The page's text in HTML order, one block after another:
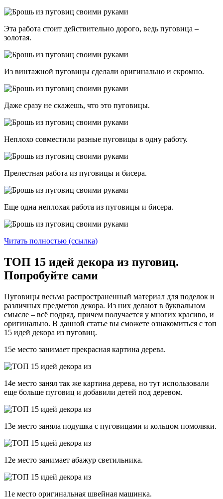
Эта работа стоит действительно дорого, ведь пуговица –
золотая.
Из винтажной пуговицы сделали оригинально и скромно.
Даже сразу не скажешь, что это пуговицы.
Неплохо совместили разные пуговицы в одну работу.
Прелестная работа из пуговицы и бисера.
Еще одна неплохая работа из пуговицы и бисера.
Читать полностью (ссылка)
ТОП 15 идей декора из пуговиц.
Попробуйте сами
Пуговицы весьма распространенный материал для поделок и
различных предметов декора. Из них делают в буквальном
смысле – всё подряд, причем получается у многих красиво, и
оригинально. В данной статье вы сможете ознакомиться с топ
15 идей декора из пуговиц.
15е место занимает прекрасная картина дерева.
14е место занял так же картина дерева, но тут использовали
еще больше пуговиц и добавили детей под деревом.
13е место заняла подушка с пуговицами и кольцом помолвки.
12е место занимает абажур светильника.
11е место оригинальная швейная машинка.